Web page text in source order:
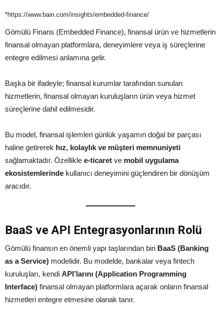
*https://www.bain.com/insights/embedded-finance/
Gömülü Finans (Embedded Finance), finansal ürün ve hizmetlerin
finansal olmayan platformlara, deneyimlere veya iş süreçlerine
entegre edilmesi anlamına gelir.
Başka bir ifadeyle; finansal kurumlar tarafından sunulan
hizmetlerin, finansal olmayan kuruluşların ürün veya hizmet
süreçlerine dahil edilmesidir.
Bu model, finansal işlemleri günlük yaşamın doğal bir parçası
haline getirerek hız, kolaylık ve müşteri memnuniyeti
sağlamaktadır. Özellikle e-ticaret ve mobil uygulama
ekosistemlerinde kullanıcı deneyimini güçlendiren bir dönüşüm
aracıdır.
BaaS ve API Entegrasyonlarının Rolü
Gömülü finansın en önemli yapı taşlarından biri BaaS (Banking
as a Service) modelidir. Bu modelde, bankalar veya fintech
kuruluşları, kendi API’larını (Application Programming
Interface) finansal olmayan platformlara açarak onların finansal
hizmetleri entegre etmesine olanak tanır.